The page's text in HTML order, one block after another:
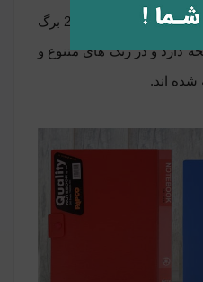
گویای همه چیز است؛ با دکمه باز و بسته می شود، 200 برگ
جزئی تر 400 صفحه دارد و در رنگ های متنوع و
اند.